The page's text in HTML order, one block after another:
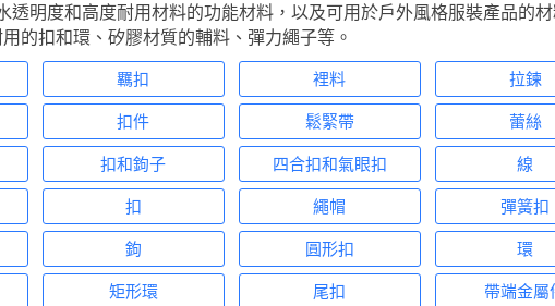
明度和高度耐用材料的功能材料，以及可用於戶外風格服裝產品的
的扣和環、矽膠材質的輔料、彈力繩子等。
羈扣 裡料 拉鍊
扣件 鬆緊帶 蕾絲
扣和鉤子 四合扣和氣眼扣 線
扣 繩帽 彈簧扣
鉤 圓形扣 環
矩形環 尾扣 帶端金屬